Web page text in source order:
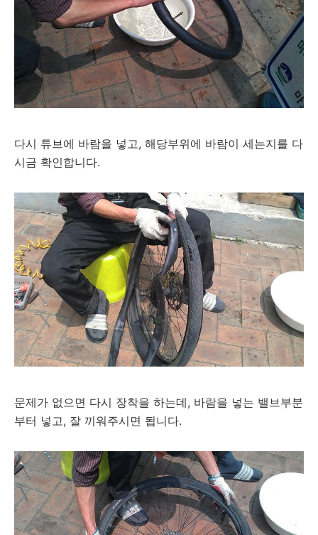
다시 튜브에 바람을 넣고, 해당부위에 바람이 세는지를 다
시금 확인합니다.
문제가 없으면 다시 장착을 하는데, 바람을 넣는 밸브부분
부터 넣고, 잘 끼워주시면 됩니다.